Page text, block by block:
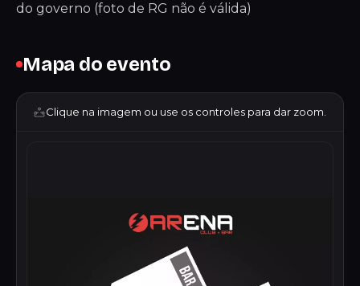
do governo (foto de RG não é válida)
Mapa do evento
Clique na imagem ou use os controles para dar zoom.